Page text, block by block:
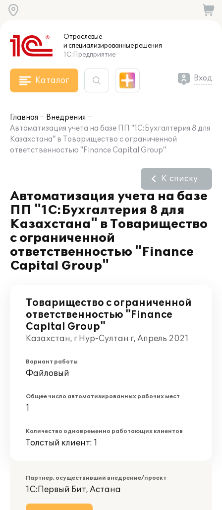
Отраслевые
и специализированныерешения
1С:Предприятие
Каталог Вход
Главная
Внедрения
Автоматизация учета на базе ПП "1С:Бухгалтерия 8 для
Казахстана" в Товарищество с ограниченной
ответственностью "Finance Capital Group"
Автоматизация учета на базе
ПП "1С:Бухгалтерия 8 для
Казахстана" в Товарищество
с ограниченной
ответственностью "Finance
Capital Group"
К списку
Товарищество с ограниченной
ответственностью "Finance
Capital Group"
Казахстан, г Нур-Султан г, Апрель 2021
Вариант работы
Файловый
Общее число автоматизированных рабочих мест
1
Количество одновременно работающих клиентов
Толстый клиент: 1
Партнер, осуществивший внедрение/проект
1С:Первый Бит, Астана